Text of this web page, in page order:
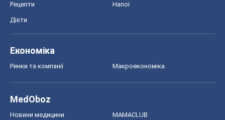
Рецепти Напої
Дієти
Економіка
Ринки та компанії Макроекономіка
MedOboz
Новини медицини MAMACLUB